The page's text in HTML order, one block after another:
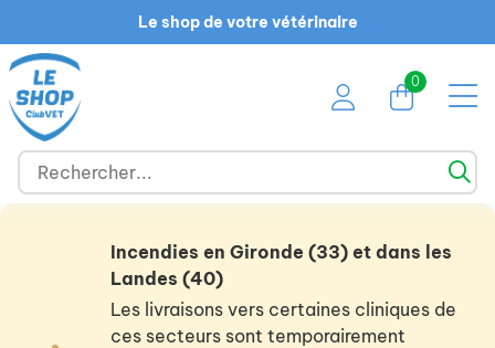
Le shop de votre vétérinaire
0
Incendies en Gironde (33) et dans les
Landes (40)
Les livraisons vers certaines cliniques de
ces secteurs sont temporairement